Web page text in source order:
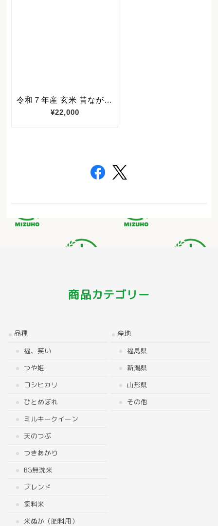
商品カテゴリー
品種
福、笑い
つや姫
コシヒカリ
ひとめぼれ
ミルキークイーン
天のつぶ
つきあかり
BG無洗米
ブレンド
飼料米
米ぬか（肥料用）
産地
福島県
新潟県
山形県
その他